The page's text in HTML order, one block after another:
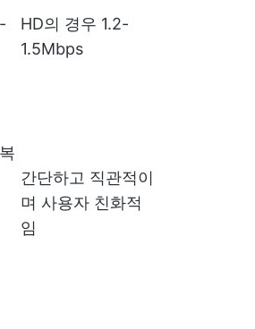
HD의 경우 1.2-
1.5Mbps
간단하고 직관적이
며 사용자 친화적
임